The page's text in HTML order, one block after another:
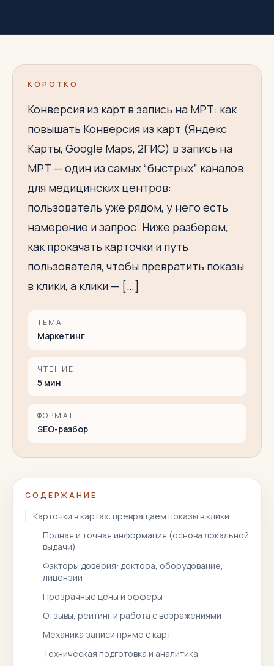
КОРОТКО
Конверсия из карт в запись на МРТ: как
повышать Конверсия из карт (Яндекс
Карты, Google Maps, 2ГИС) в запись на
МРТ — один из самых “быстрых” каналов
для медицинских центров:
пользователь уже рядом, у него есть
намерение и запрос. Ниже разберем,
как прокачать карточки и путь
пользователя, чтобы превратить показы
в клики, а клики — […]
ТЕМА
Маркетинг
ЧТЕНИЕ
5 мин
ФОРМАТ
SEO-разбор
СОДЕРЖАНИЕ
Карточки в картах: превращаем показы в клики
Полная и точная информация (основа локальной
выдачи)
Факторы доверия: доктора, оборудование,
лицензии
Прозрачные цены и офферы
Отзывы, рейтинг и работа с возражениями
Механика записи прямо с карт
Техническая подготовка и аналитика